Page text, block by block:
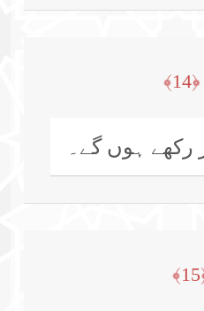
﴿14﴾
رکھے ہوں گے۔